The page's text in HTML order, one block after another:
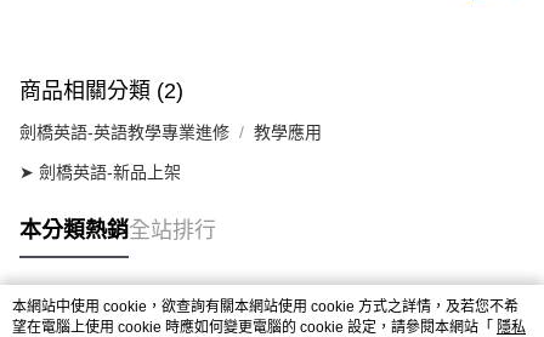
商品相關分類 (2)
劍橋英語-英語教學專業進修 教學應用
➤ 劍橋英語-新品上架
本分類熱銷全站排行
熱門標籤
本網站中使用 cookie，欲查詢有關本網站使用 cookie 方式之詳情，及若您不希
望在電腦上使用 cookie 時應如何變更電腦的 cookie 設定，請參閱本網站「 隱私